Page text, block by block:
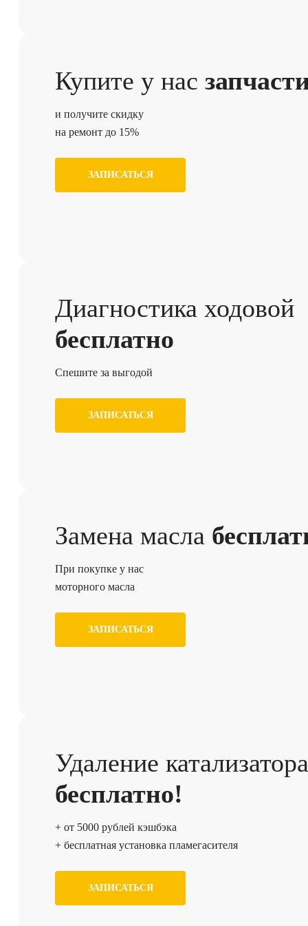
Купите у нас
и получите скидку
на ремонт до 15%
ЗАПИСАТЬСЯ
Диагностика ходовой
бесплатно
Спешите за выгодой
ЗАПИСАТЬСЯ
Замена масла
При покупке у нас
моторного масла
ЗАПИСАТЬСЯ
Удаление катализатора
бесплатно!
+ от 5000 рублей кэшбэка
+ бесплатная установка пламегасителя
ЗАПИСАТЬСЯ